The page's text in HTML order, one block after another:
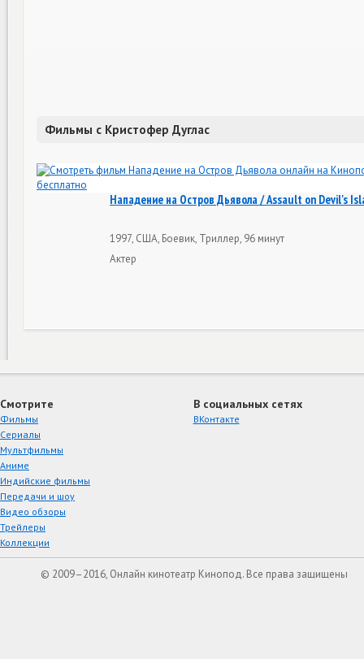
Фильмы с Кристофер Дуглас
Нападение на Остров Дьявола / Assault on Devil's
1997, США, Боевик, Триллер, 96 минут
Актер
Смотрите
Фильмы
Сериалы
Мультфильмы
Аниме
Индийские фильмы
Передачи и шоу
Видео обзоры
Трейлеры
Коллекции
В социальных сетях
ВКонтакте
© 2009–2016, Онлайн кинотеатр Кинопод. Все права защищены